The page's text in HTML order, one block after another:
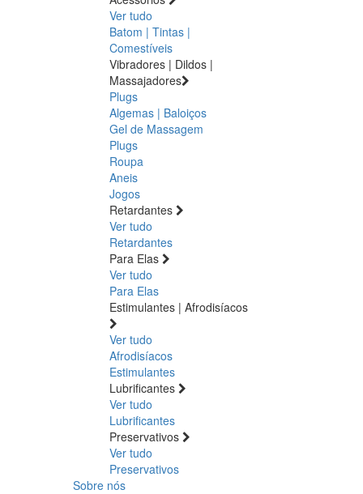
Ver tudo
Batom | Tintas |
Comestíveis
Vibradores | Dildos |
Massajadores
Plugs
Algemas | Baloiços
Gel de Massagem
Plugs
Roupa
Aneis
Jogos
Retardantes
Ver tudo
Retardantes
Para Elas
Ver tudo
Para Elas
Estimulantes | Afrodisíacos
Ver tudo
Afrodisíacos
Estimulantes
Lubrificantes
Ver tudo
Lubrificantes
Preservativos
Ver tudo
Preservativos
Sobre nós